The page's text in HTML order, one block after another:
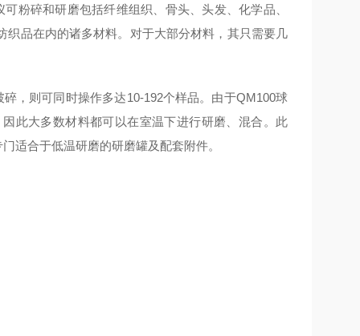
粉碎和研磨包括纤维组织、骨头、头发、化学品、
品在内的诸多材料。对于大部分材料，其只需要几
，则可同时操作多达10-192个样品。由于QM100球
此大多数材料都可以在室温下进行研磨、混合。此
适合于低温研磨的研磨罐及配套附件。